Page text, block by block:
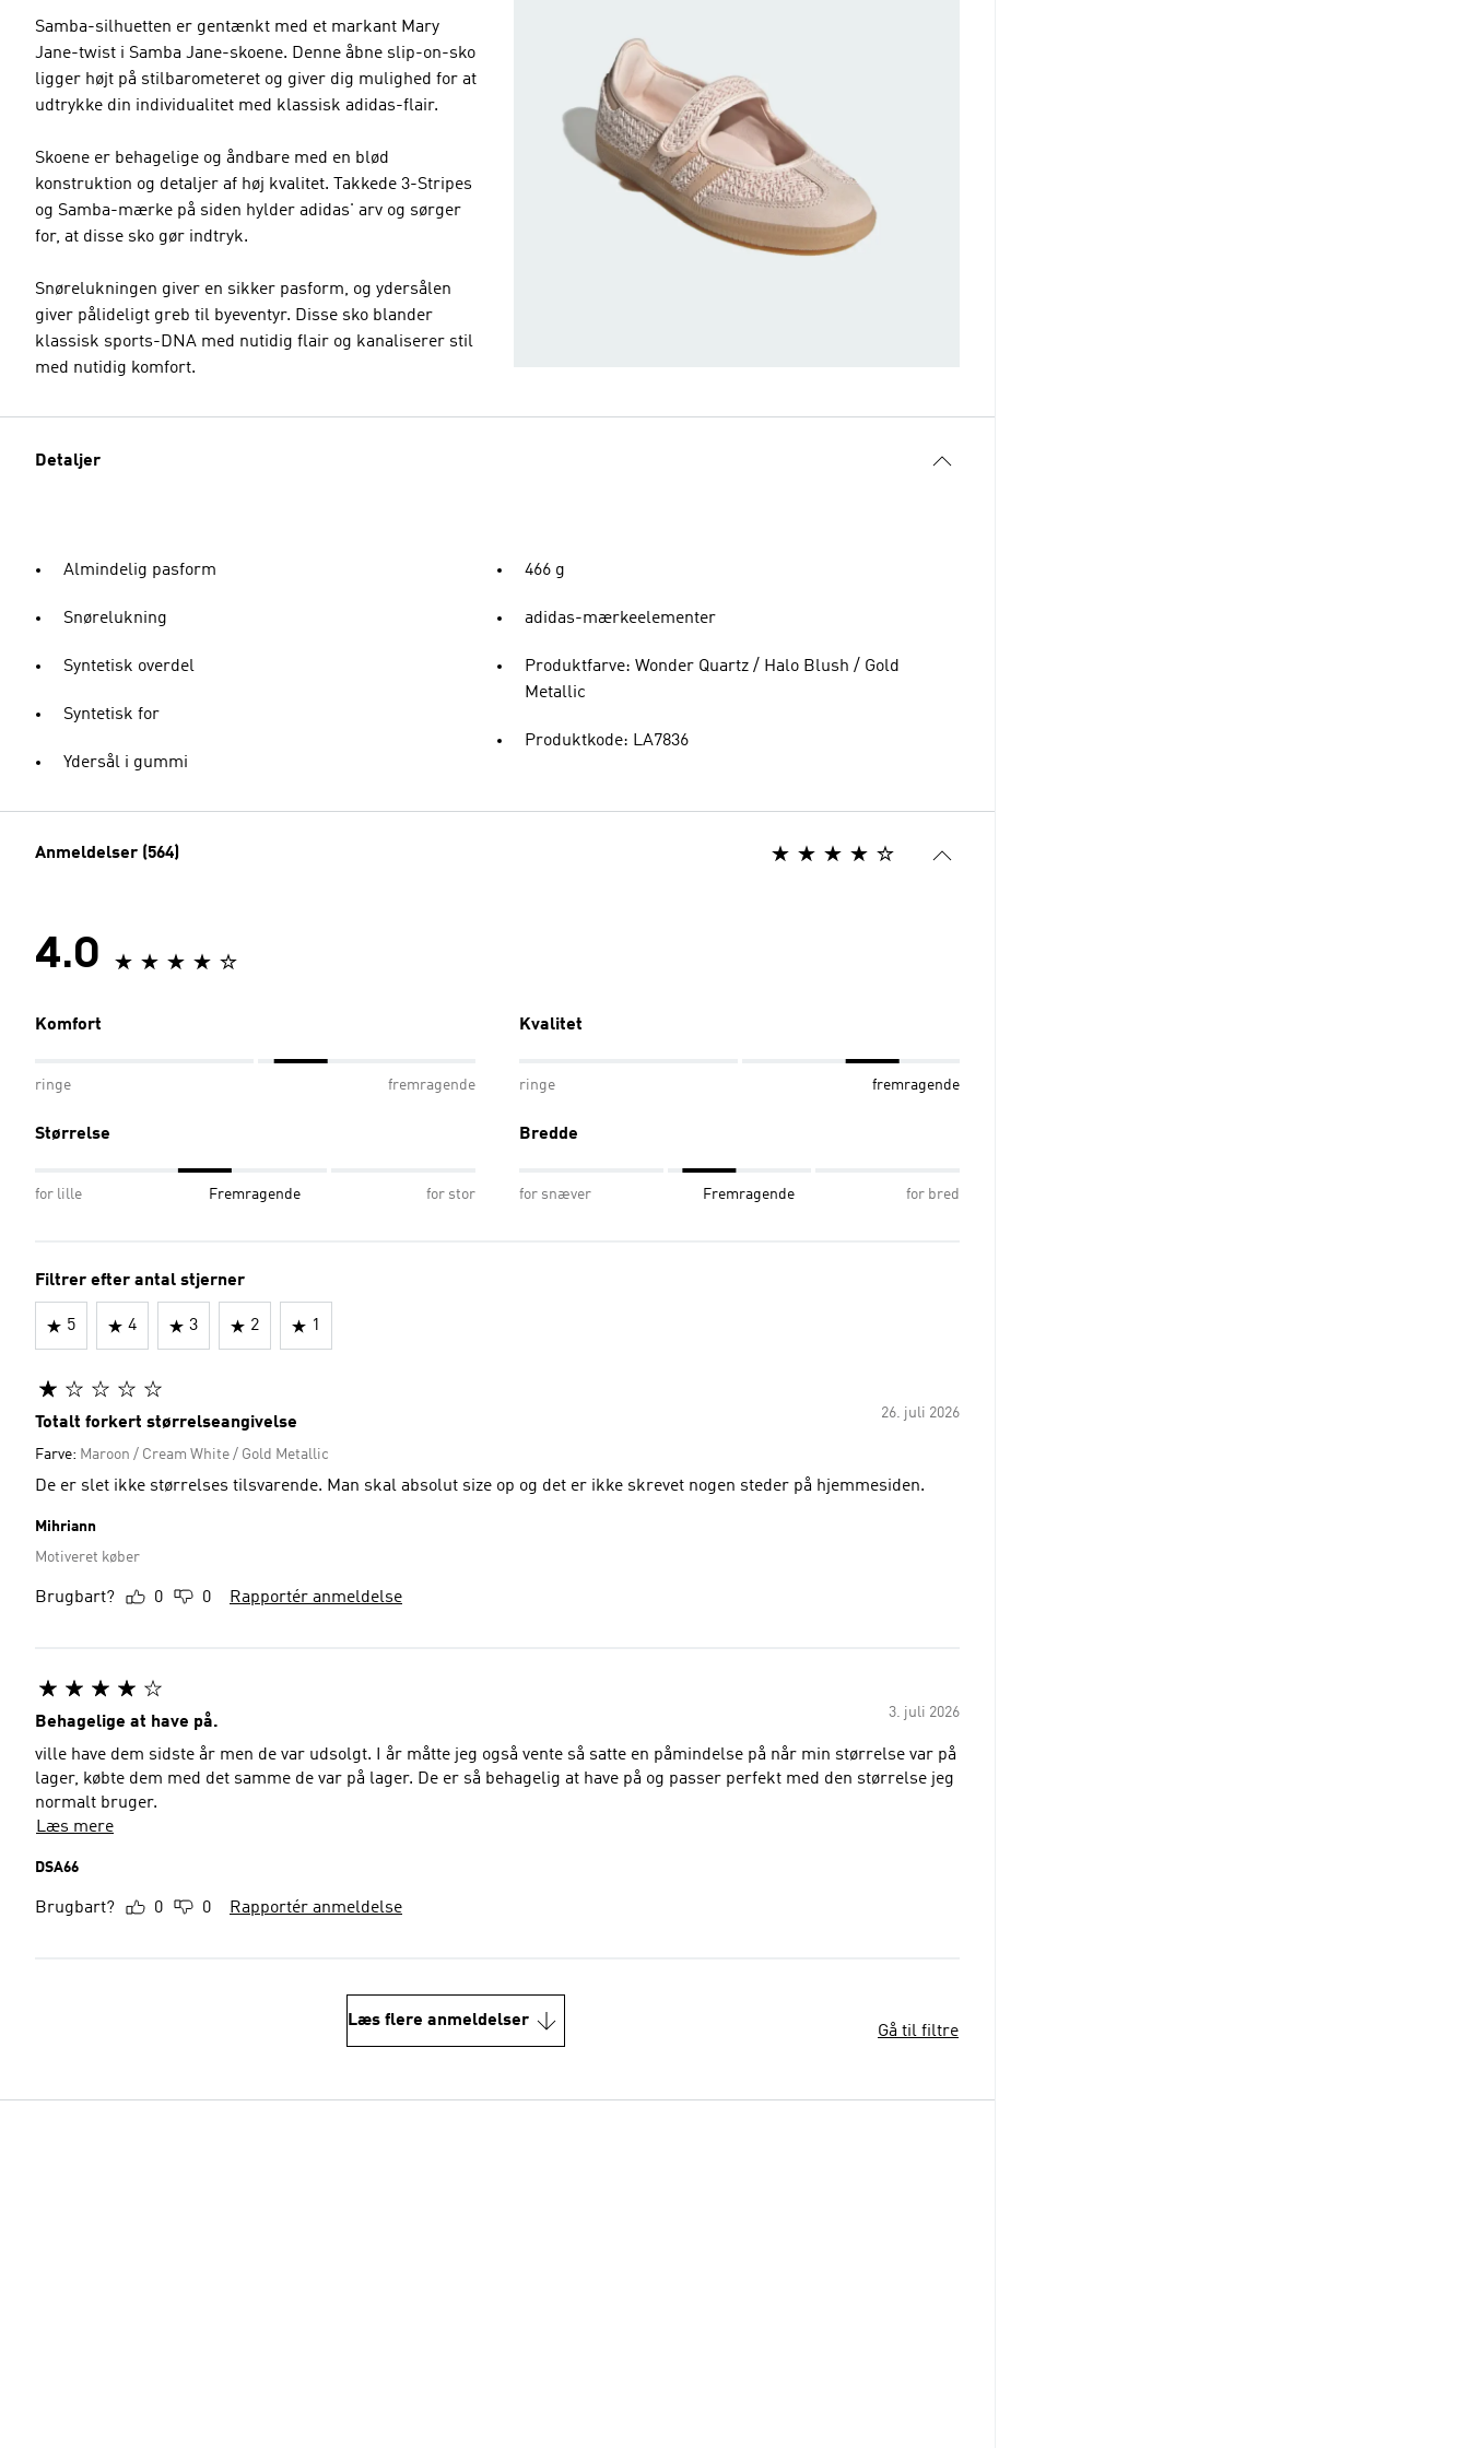
Samba-silhuetten er gentænkt med et markant Mary
Jane-twist i Samba Jane-skoene. Denne åbne slip-on-sko
ligger højt på stilbarometeret og giver dig mulighed for at
udtrykke din individualitet med klassisk adidas-flair.
Skoene er behagelige og åndbare med en blød
konstruktion og detaljer af høj kvalitet. Takkede 3-Stripes
og Samba-mærke på siden hylder adidas' arv og sørger
for, at disse sko gør indtryk.
Snørelukningen giver en sikker pasform, og ydersålen
giver pålideligt greb til byeventyr. Disse sko blander
klassisk sports-DNA med nutidig flair og kanaliserer stil
med nutidig komfort.
Detaljer
Almindelig pasform
Snørelukning
Syntetisk overdel
Syntetisk for
Ydersål i gummi
466 g
adidas-mærkeelementer
Produktfarve: Wonder Quartz / Halo Blush / Gold
Metallic
Produktkode: LA7836
Anmeldelser (564)
4.0
Komfort
ringe fremragende
Kvalitet
ringe fremragende
Størrelse
for lille Fremragende for stor
Bredde
for snæver Fremragende for bred
Filtrer efter antal stjerner
5 4 3 2 1
26. juli 2026
Totalt forkert størrelseangivelse
Farve: Maroon / Cream White / Gold Metallic
De er slet ikke størrelses tilsvarende. Man skal absolut size op og det er ikke skrevet nogen steder på hjemmesiden.
Mihriann
Motiveret køber
Brugbart? 0 0 Rapportér anmeldelse
3. juli 2026
Behagelige at have på.
ville have dem sidste år men de var udsolgt. I år måtte jeg også vente så satte en påmindelse på når min størrelse var på
lager, købte dem med det samme de var på lager. De er så behagelig at have på og passer perfekt med den størrelse jeg
normalt bruger.
Læs mere
DSA66
Brugbart? 0 0 Rapportér anmeldelse
Læs flere anmeldelser
Gå til filtre